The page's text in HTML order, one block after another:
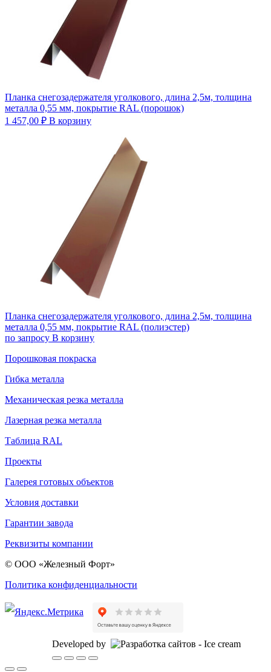
Планка снегозадержателя уголкового, длина 2,5м, толщина
металла 0,55 мм, покрытие RAL (порошок)
1 457,00 ₽ В корзину
Планка снегозадержателя уголкового, длина 2,5м, толщина
металла 0,55 мм, покрытие RAL (полиэстер)
по запросу В корзину
Порошковая покраска
Гибка металла
Механическая резка металла
Лазерная резка металла
Таблица RAL
Проекты
Галерея готовых объектов
Условия доставки
Гарантии завода
Реквизиты компании
© ООО «Железный Форт»
Политика конфиденциальности
Developed by